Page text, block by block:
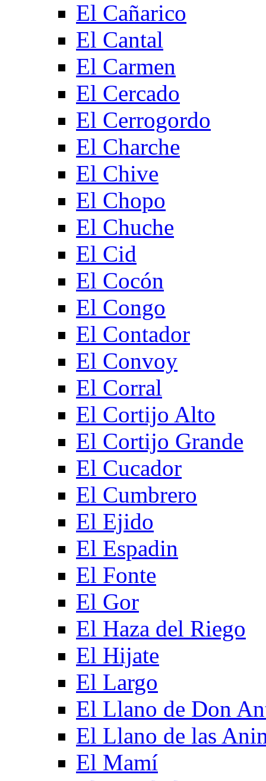
El Cañarico
El Cantal
El Carmen
El Cercado
El Cerrogordo
El Charche
El Chive
El Chopo
El Chuche
El Cid
El Cocón
El Congo
El Contador
El Convoy
El Corral
El Cortijo Alto
El Cortijo Grande
El Cucador
El Cumbrero
El Ejido
El Espadin
El Fonte
El Gor
El Haza del Riego
El Hijate
El Largo
El Llano de Don
El Llano de las
El Mamí